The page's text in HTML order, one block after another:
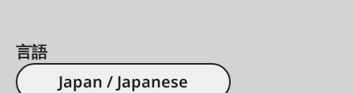
言語
Japan / Japanese